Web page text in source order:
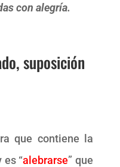
con alegría.
suposición
que contiene la
es “alebrarse” que